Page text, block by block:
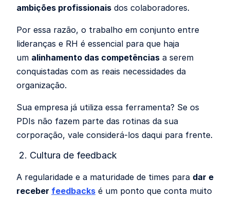
ambições profissionais dos colaboradores.
Por essa razão, o trabalho em conjunto entre
lideranças e RH é essencial para que haja
um alinhamento das competências a serem
conquistadas com as reais necessidades da
organização.
Sua empresa já utiliza essa ferramenta? Se os
PDIs não fazem parte das rotinas da sua
corporação, vale considerá-los daqui para frente.
2. Cultura de feedback
A regularidade e a maturidade de times para dar e
receber feedbacks é um ponto que conta muito